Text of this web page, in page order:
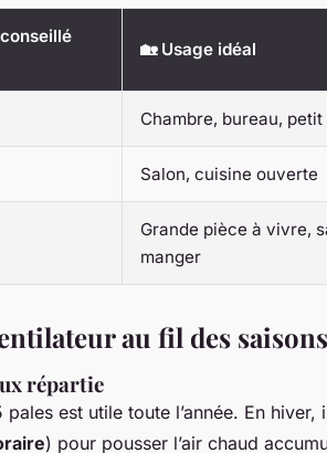
🏡 Usage idéal
Chambre, bureau, petit
Salon, cuisine ouverte
Grande pièce à vivre,
manger
au fil des saisons
répartie
est utile toute l’année. En hiver,
) pour pousser l’air chaud